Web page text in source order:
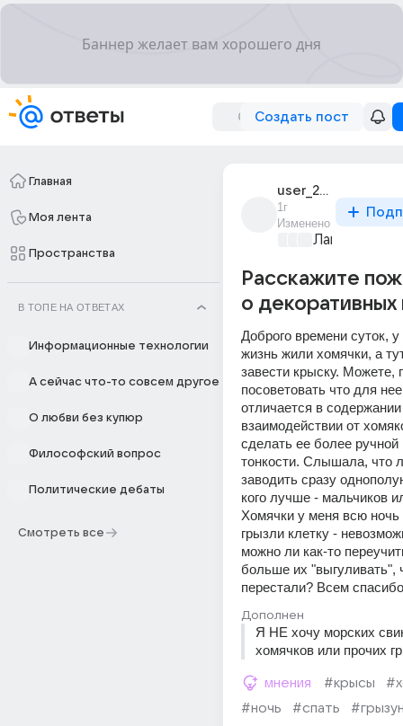
Создать пост
Главная
Моя лента
Пространства
В ТОПЕ НА ОТВЕТАХ
Информационные технологии
А сейчас что-то совсем другое
О любви без купюр
Философский вопрос
Политические дебаты
Смотреть все
user_282295348
1г
Изменено
Лапки и
Расскажите
о декоративных
Доброго времени суток,
жизнь жили хомячки, а
завести крыску. Можете,
посоветовать что для
отличается в
взаимодействии от
сделать ее более ручной
тонкости. Слышала, что
заводить сразу
кого лучше - мальчиков
Хомячки у меня всю ночь
грызли клетку -
можно ли как-то
больше их "выгуливать",
перестали? Всем спасибо
Дополнен
Я НЕ хочу морских
хомячков или прочих
мнения #крысы
#ночь
#спать